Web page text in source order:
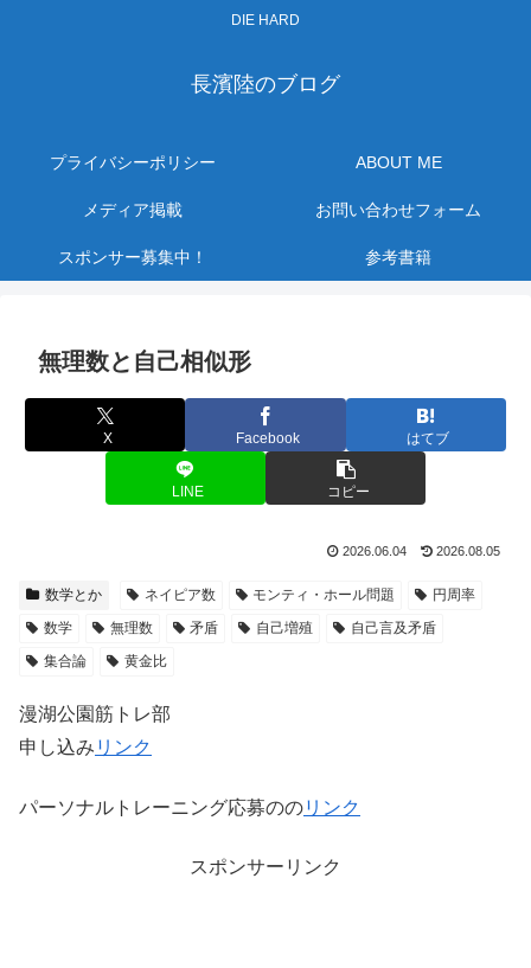
DIE HARD
長濱陸のブログ
プライバシーポリシー ABOUT ME
メディア掲載 お問い合わせフォーム
スポンサー募集中！ 参考書籍
無理数と自己相似形
X Facebook はてブ
LINE コピー
2026.06.04 2026.08.05
数学とか ネイピア数 モンティ・ホール問題
円周率
数学
無理数 矛盾 自己増殖
自己言及矛盾
集合論
黄金比
漫湖公園筋トレ部
申し込み リンク
パーソナルトレーニング応募ののリンク
スポンサーリンク